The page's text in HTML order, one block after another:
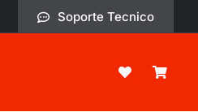
Soporte Tecnico